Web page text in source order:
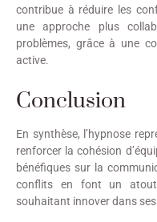
contribue à réduire les
une approche plus
problèmes, grâce à une
active.
Conclusion
En synthèse, l’hypnose
renforcer la cohésion
bénéfiques sur la
conflits en font un atout
souhaitant innover dans